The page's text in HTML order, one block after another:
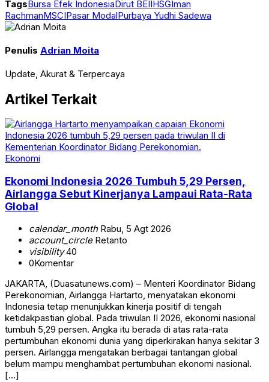
TagsBursa Efek IndonesiaDirut BEIIHSGIman
RachmanMSCIPasar ModalPurbaya Yudhi Sadewa
Penulis Adrian Moita
Update, Akurat & Terpercaya
Artikel Terkait
Ekonomi
Ekonomi Indonesia 2026 Tumbuh 5,29 Persen,
Airlangga Sebut Kinerjanya Lampaui Rata-Rata
Global
calendar_monthRabu, 5 Agt 2026
account_circleRetanto
visibility40
0Komentar
JAKARTA, (Duasatunews.com) – Menteri Koordinator Bidang
Perekonomian, Airlangga Hartarto, menyatakan ekonomi
Indonesia tetap menunjukkan kinerja positif di tengah
ketidakpastian global. Pada triwulan II 2026, ekonomi nasional
tumbuh 5,29 persen. Angka itu berada di atas rata-rata
pertumbuhan ekonomi dunia yang diperkirakan hanya sekitar 3
persen. Airlangga mengatakan berbagai tantangan global
belum mampu menghambat pertumbuhan ekonomi nasional.
[…]